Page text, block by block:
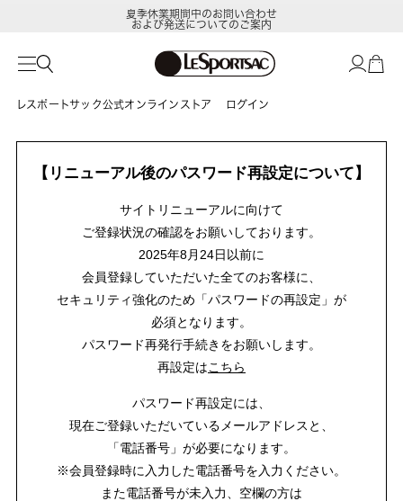
夏季休業期間中のお問い合わせ
および発送についてのご案内
レスポートサック公式オンラインストア ログイン
【リニューアル後のパスワード再設定について】
サイトリニューアルに向けて
ご登録状況の確認をお願いしております。
2025年8月24日以前に
会員登録していただいた全てのお客様に、
セキュリティ強化のため「パスワードの再設定」が
必須となります。
パスワード再発行手続きをお願いします。
再設定はこちら
パスワード再設定には、
現在ご登録いただいているメールアドレスと、
「電話番号」が必要になります。
※会員登録時に入力した電話番号を入力ください。
また電話番号が未入力、空欄の方は